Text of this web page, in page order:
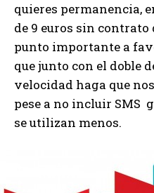
quieres permanencia,
de 9 euros sin
punto importante a
que junto con el doble
velocidad haga que
pese a no incluir SMS
se utilizan menos.